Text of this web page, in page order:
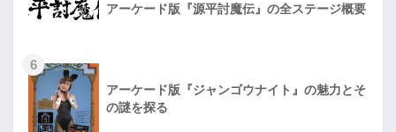
アーケード版『源平討魔伝』の全ステージ概要
6
アーケード版『ジャンゴウナイト』の魅力とそ
の謎を探る